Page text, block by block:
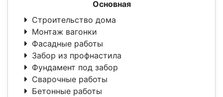
Основная
Строительство дома
Монтаж вагонки
Фасадные работы
Забор из профнастила
Фундамент под забор
Сварочные работы
Бетонные работы